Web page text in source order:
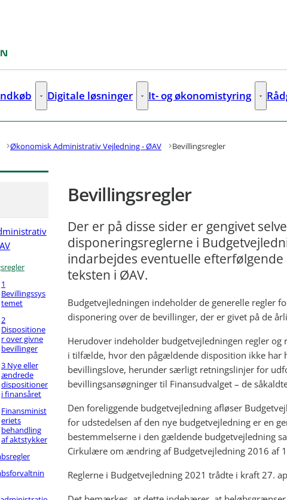
- Flere links
Indkøb - Flere links
Digitale løsninger Digitale løsninger - Flere links
It- og økonomistyring It- og
Økonomisk Administrativ Vejledning - ØAV Bevillingsregler
1
Bevillingssys
temet
2
Dispositione
r over givne
bevillinger
3 Nye eller
ændrede
dispositioner
i finansåret
Finansminist
eriets
behandling
af aktstykker
Bevillingsregler
Der er på disse sider er gengivet selve
disponeringsreglerne i
indarbejdes eventuelle
teksten i ØAV.
Budgetvejledningen indeholder de generelle regler
disponering over de bevillinger, der er givet på de
Herudover indeholder budgetvejledningen regler
i tilfælde, hvor den pågældende disposition ikke har
bevillingslove, herunder særligt retningslinjer for
bevillingsansøgninger til Finansudvalget – de
Den foreliggende budgetvejledning afløser
for udstedelsen af den nye budgetvejledning er en
bestemmelserne i den gældende budgetvejledning
Cirkulære om ændring af Budgetvejledning 2016 af
Reglerne i Budgetvejledning 2021 trådte i kraft 27.